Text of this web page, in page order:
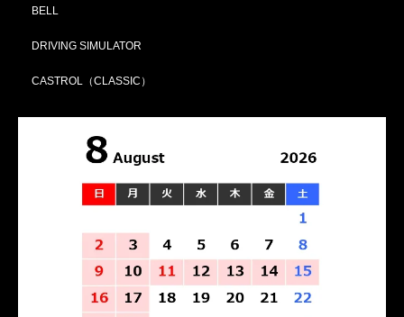
BELL
DRIVING SIMULATOR
CASTROL（CLASSIC）